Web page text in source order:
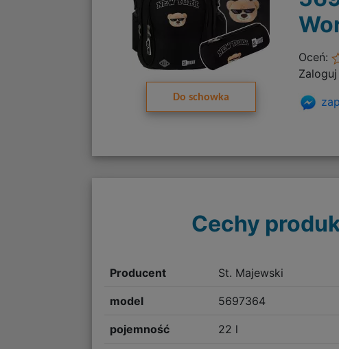
Do schowka
Oceń:
Cechy
Producent St. Majewski
model 5697364
pojemność 22 l